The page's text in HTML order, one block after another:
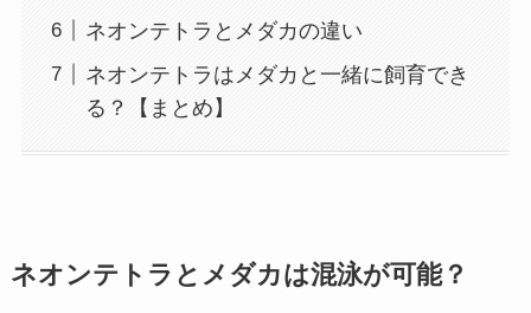
ネオンテトラとメダカの違い
ネオンテトラはメダカと一緒に飼育でき
る？【まとめ】
ネオンテトラとメダカは混泳が可能？